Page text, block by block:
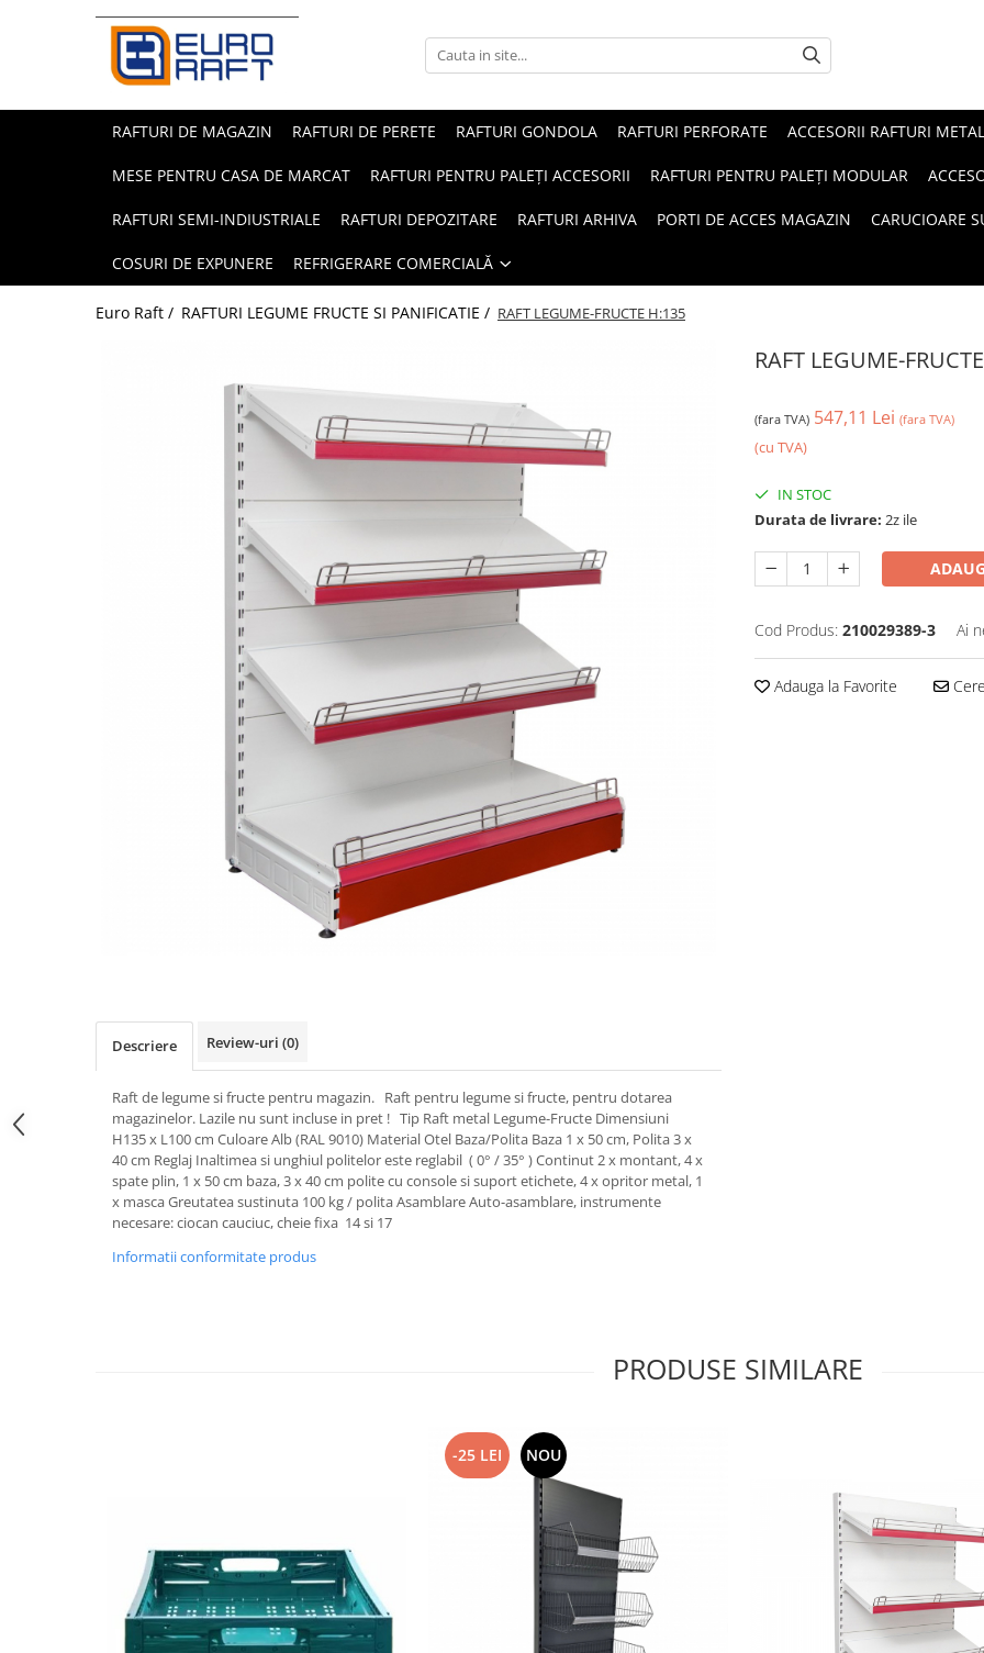
Refrigerare Comercială
RAFTURI DE MAGAZIN RAFTURI DE PERETE RAFTURI GONDOLA RAFTURI PERFORATE ACCESORII RAFTURI
MESE PENTRU CASA DE MARCAT RAFTURI PENTRU PALEȚI ACCESORII RAFTURI PENTRU PALEȚI MODULAR
RAFTURI SEMI-INDIUSTRIALE RAFTURI DEPOZITARE RAFTURI ARHIVA PORTI DE ACCES MAGAZIN CARUCIOARE
COSURI DE EXPUNERE REFRIGERARE COMERCIALĂ
Euro Raft / RAFTURI LEGUME FRUCTE SI PANIFICATIE / RAFT LEGUME-FRUCTE H:135
RAFT LEGUME-
(fara TVA) 547,11 Lei (fara TVA)
(cu TVA)
IN STOC
Durata de livrare: 2z ile
Cod Produs: 210029389-3 Ai
Adauga la Favorite
Descriere Review-uri (0)
Raft de legume si fructe pentru magazin. Raft pentru legume si fructe, pentru dotarea
magazinelor. Lazile nu sunt incluse in pret ! Tip Raft metal Legume-Fructe Dimensiuni
H135 x L100 cm Culoare Alb (RAL 9010) Material Otel Baza/Polita Baza 1 x 50 cm, Polita 3 x
40 cm Reglaj Inaltimea si unghiul politelor este reglabil ( 0° / 35° ) Continut 2 x montant, 4 x
spate plin, 1 x 50 cm baza, 3 x 40 cm polite cu console si suport etichete, 4 x opritor metal, 1
x masca Greutatea sustinuta 100 kg / polita Asamblare Auto-asamblare, instrumente
necesare: ciocan cauciuc, cheie fixa 14 si 17
Informatii conformitate produs
PRODUSE SIMILARE
-25 LEI NOU